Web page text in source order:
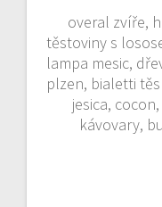
overal zvíře,
těstoviny s
lampa mesic,
plzen, bialetti
jesica,
kávovary,